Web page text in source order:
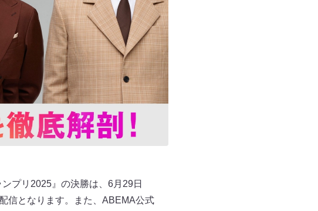
プリ2025』の決勝は、6月29日
信となります。また、ABEMA公式